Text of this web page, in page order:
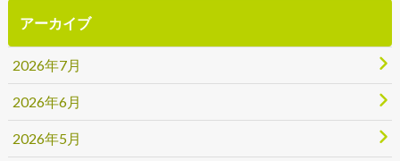
アーカイブ
2026年7月
2026年6月
2026年5月